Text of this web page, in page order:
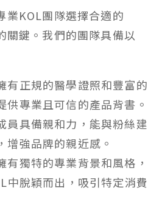
業KOL團隊選擇合適的
關鍵。我們的團隊具備以
有正規的醫學證照和豐富的
供專業且可信的產品背書。
員具備親和力，能與粉絲建
增強品牌的親近感。
有獨特的專業背景和風格，
中脫穎而出，吸引特定消費